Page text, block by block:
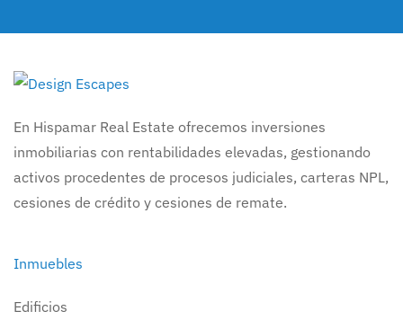
En Hispamar Real Estate ofrecemos inversiones
inmobiliarias con rentabilidades elevadas, gestionando
activos procedentes de procesos judiciales, carteras NPL,
cesiones de crédito y cesiones de remate.
Inmuebles
Edificios